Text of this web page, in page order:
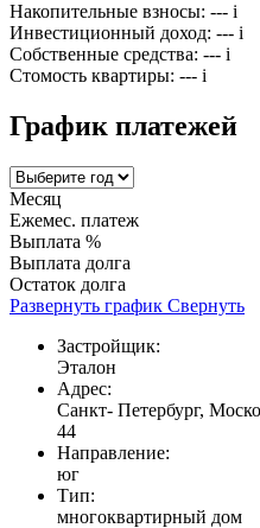
Накопительные взносы: --- i
Инвестиционный доход: --- i
Собственные средства: --- i
Стомость квартиры: --- i
График платежей
Месяц
Ежемес. платеж
Выплата %
Выплата долга
Остаток долга
Развернуть график Свернуть
Застройщик:
Эталон
Адрес:
Санкт- Петербург,
44
Направление:
юг
Тип:
многоквартирный дом